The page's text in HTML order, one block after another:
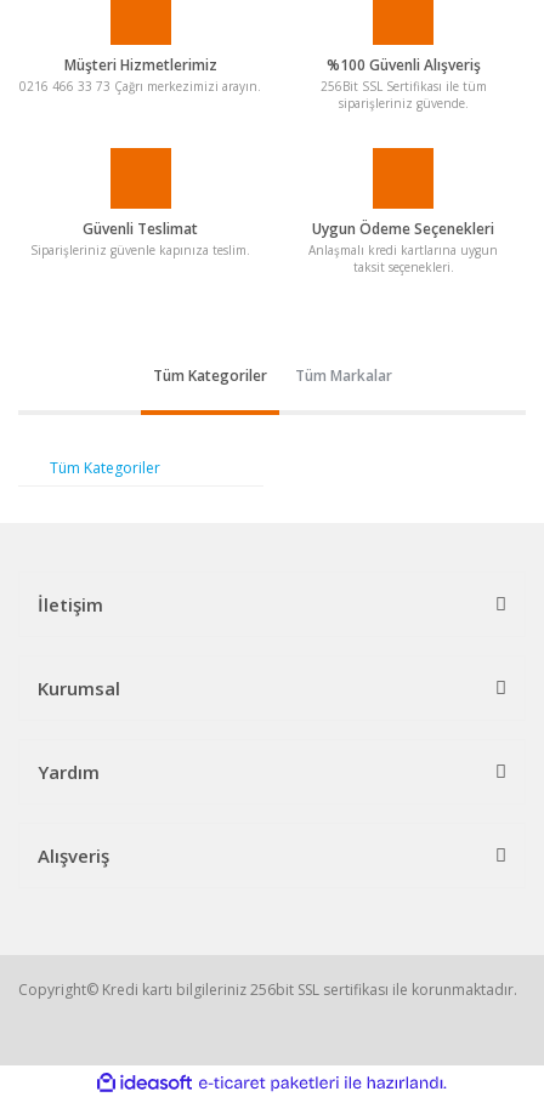
Müşteri Hizmetlerimiz
0216 466 33 73 Çağrı merkezimizi arayın.
%100 Güvenli Alışveriş
256Bit SSL Sertifikası ile tüm
siparişleriniz güvende.
Güvenli Teslimat
Siparişleriniz güvenle kapınıza teslim.
Uygun Ödeme Seçenekleri
Anlaşmalı kredi kartlarına uygun
taksit seçenekleri.
Tüm Kategoriler Tüm Markalar
Tüm Kategoriler
İletişim
Kurumsal
Yardım
Alışveriş
Copyright© Kredi kartı bilgileriniz 256bit SSL sertifikası ile korunmaktadır.
ideasoft
e-